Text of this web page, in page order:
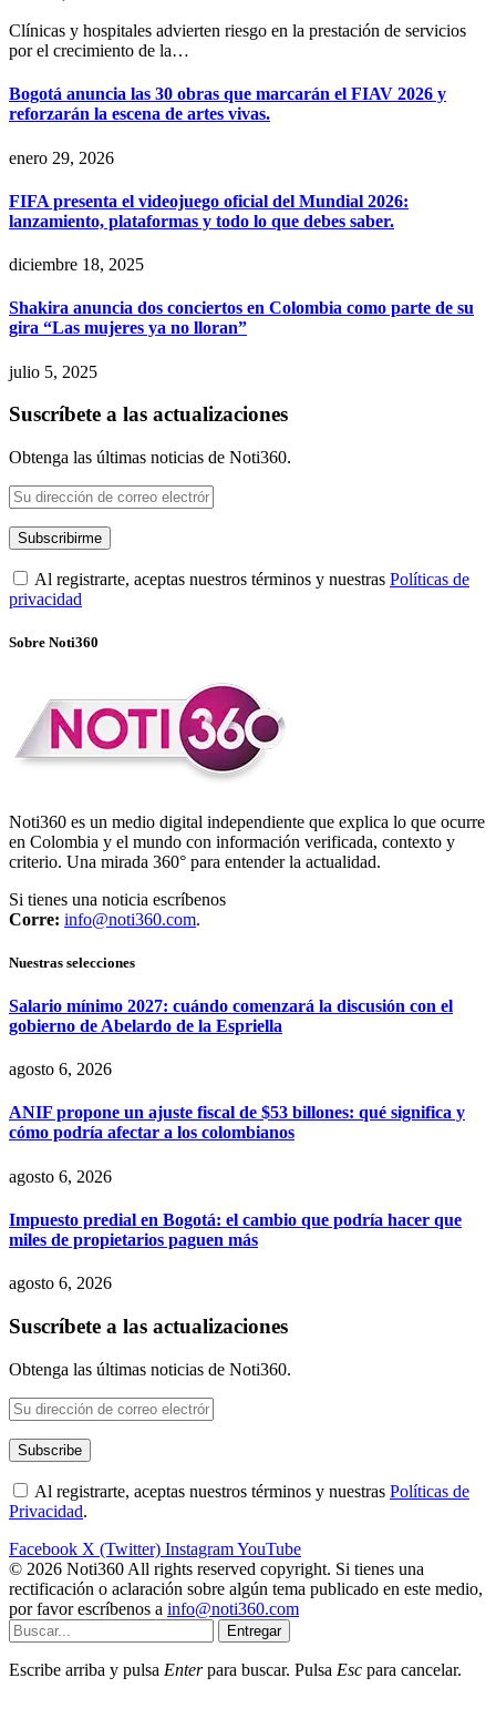
Clínicas y hospitales advierten riesgo en la prestación de servicios
por el crecimiento de la…
Bogotá anuncia las 30 obras que marcarán el FIAV 2026 y
reforzarán la escena de artes vivas.
enero 29, 2026
FIFA presenta el videojuego oficial del Mundial 2026:
lanzamiento, plataformas y todo lo que debes saber.
diciembre 18, 2025
Shakira anuncia dos conciertos en Colombia como parte de su
gira “Las mujeres ya no lloran”
julio 5, 2025
Suscríbete a las actualizaciones
Obtenga las últimas noticias de Noti360.
Al registrarte, aceptas nuestros términos y nuestras Políticas de
privacidad
Sobre Noti360
Noti360 es un medio digital independiente que explica lo que ocurre
en Colombia y el mundo con información verificada, contexto y
criterio. Una mirada 360° para entender la actualidad.
Si tienes una noticia escríbenos
Corre: info@noti360.com.
Nuestras selecciones
Salario mínimo 2027: cuándo comenzará la discusión con el
gobierno de Abelardo de la Espriella
agosto 6, 2026
ANIF propone un ajuste fiscal de $53 billones: qué significa y
cómo podría afectar a los colombianos
agosto 6, 2026
Impuesto predial en Bogotá: el cambio que podría hacer que
miles de propietarios paguen más
agosto 6, 2026
Suscríbete a las actualizaciones
Obtenga las últimas noticias de Noti360.
Al registrarte, aceptas nuestros términos y nuestras Políticas de
Privacidad.
Facebook X (Twitter) InstagramYouTube
© 2026 Noti360 All rights reserved copyright. Si tienes una
rectificación o aclaración sobre algún tema publicado en este medio,
por favor escríbenos a info@noti360.com
Entregar
Escribe arriba y pulsa Enterpara buscar. Pulsa Esc para cancelar.